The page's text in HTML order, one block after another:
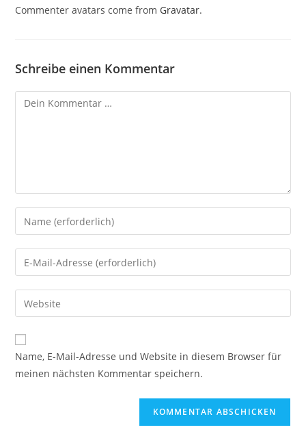
Commenter avatars come from Gravatar.
Schreibe einen Kommentar
Kommentar
Gib
deinen
Namen
oder
zum
Kommentieren
ein
Gib
deine
E-
Mail-
zum
Kommentieren
ein
Gib
deine
Website-
URL
Name, E-Mail-Adresse und Website in diesem Browser für
meinen nächsten Kommentar speichern.